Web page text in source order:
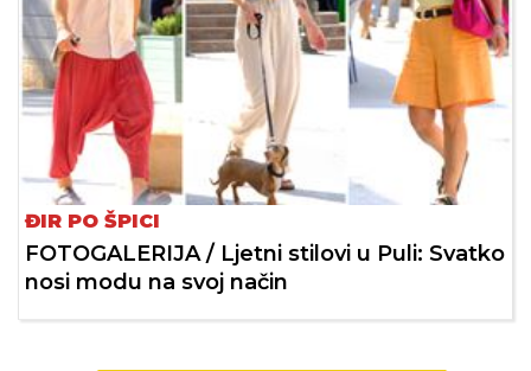
ĐIR PO ŠPICI
FOTOGALERIJA / Ljetni stilovi u Puli: Svatko
nosi modu na svoj način